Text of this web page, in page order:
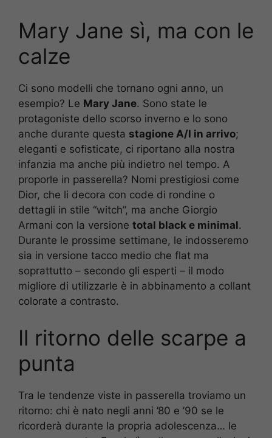
Mary Jane sì, ma con le
calze
Ci sono modelli che tornano ogni anno, un
esempio? Le Mary Jane. Sono state le
protagoniste dello scorso inverno e lo sono
anche durante questa stagione A/I in arrivo;
eleganti e sofisticate, ci riportano alla nostra
infanzia ma anche più indietro nel tempo. A
proporle in passerella? Nomi prestigiosi come
Dior, che li decora con code di rondine o
dettagli in stile “witch”, ma anche Giorgio
Armani con la versione total black e minimal.
Durante le prossime settimane, le indosseremo
sia in versione tacco medio che flat ma
soprattutto – secondo gli esperti – il modo
migliore di utilizzarle è in abbinamento a collant
colorate a contrasto.
Il ritorno delle scarpe a
punta
Tra le tendenze viste in passerella troviamo un
ritorno: chi è nato negli anni ’80 e ’90 se le
ricorderà durante la propria adolescenza… le